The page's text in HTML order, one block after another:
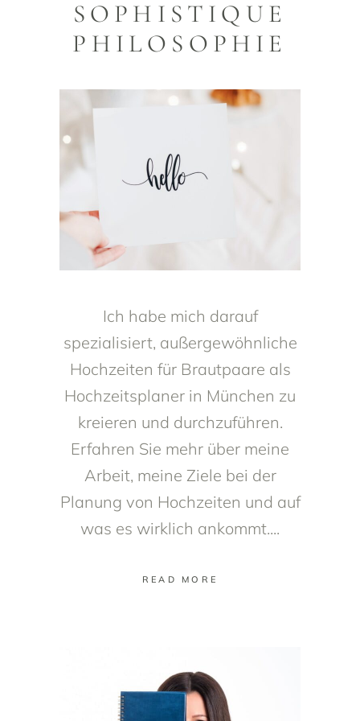
SOPHISTIQUE
PHILOSOPHIE
Ich habe mich darauf
spezialisiert, außergewöhnliche
Hochzeiten für Brautpaare als
Hochzeitsplaner in München zu
kreieren und durchzuführen.
Erfahren Sie mehr über meine
Arbeit, meine Ziele bei der
Planung von Hochzeiten und auf
was es wirklich ankommt.
READ MORE